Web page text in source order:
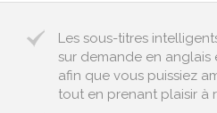
Les sous-titres
sur demande en
afin que vous puissiez
tout en prenant plaisir à